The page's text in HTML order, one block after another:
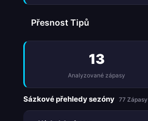
Přesnost Tipů
13
Analyzované zápasy
Sázkové přehledy sezóny 77 Zápasy